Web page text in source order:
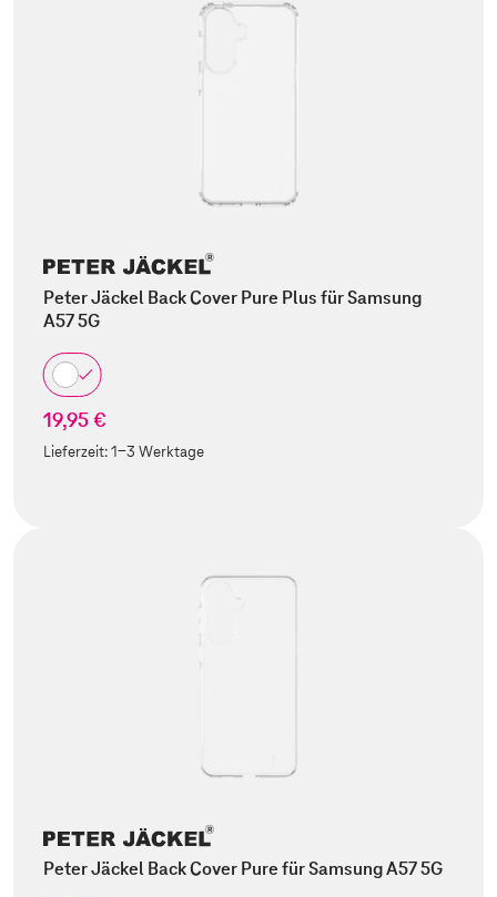
Peter Jäckel Back Cover Pure Plus für Samsung
A57 5G
19,95 €
Lieferzeit:1-3 Werktage
Peter Jäckel Back Cover Pure für Samsung A57 5G